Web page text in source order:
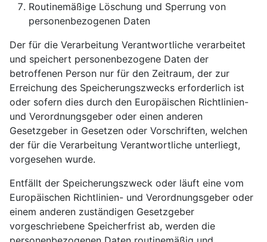
Routinemäßige Löschung und Sperrung von
personenbezogenen Daten
Der für die Verarbeitung Verantwortliche verarbeitet
und speichert personenbezogene Daten der
betroffenen Person nur für den Zeitraum, der zur
Erreichung des Speicherungszwecks erforderlich ist
oder sofern dies durch den Europäischen Richtlinien-
und Verordnungsgeber oder einen anderen
Gesetzgeber in Gesetzen oder Vorschriften, welchen
der für die Verarbeitung Verantwortliche unterliegt,
vorgesehen wurde.
Entfällt der Speicherungszweck oder läuft eine vom
Europäischen Richtlinien- und Verordnungsgeber oder
einem anderen zuständigen Gesetzgeber
vorgeschriebene Speicherfrist ab, werden die